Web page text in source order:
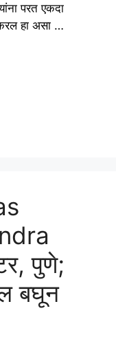
परत एकदा
करल हा असा …
पुणे;
बघून